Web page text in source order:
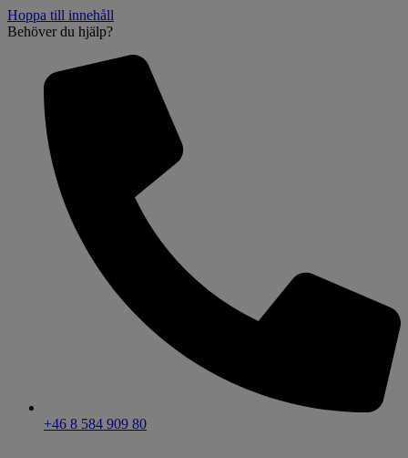
Hoppa till innehåll
Behöver du hjälp?
+46 8 584 909 80